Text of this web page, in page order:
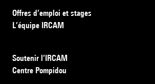
Offres d’emploi et stages
L’équipe IRCAM
Soutenir l’IRCAM
Centre Pompidou